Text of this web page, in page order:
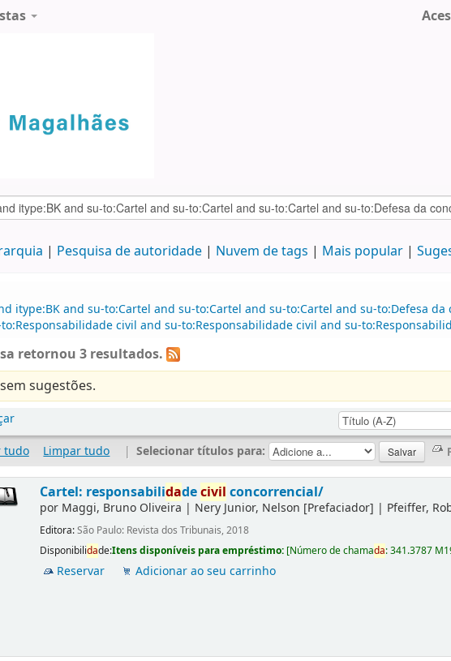
Pesquisa de autoridade Nuvem de tags Mais popular
itype:BK and su-to:Cartel and su-to:Cartel and su-to:Cartel and su-to:Defesa
civil and su-to:Responsabilidade civil and su-
retornou 3 resultados.
sugestões.
tudo
Limpar tudo | Selecionar títulos para:
Cartel: responsabilidadecivil concorrencial/
por Maggi, Bruno Oliveira | Nery Junior, Nelson [Prefaciador] | Pfeiffer,
Editora:São Paulo: Revista dos Tribunais, 2018
Disponibilidade:Itens disponíveis para empréstimo: [Número de chamada:341.3787
Reservar Adicionar ao seu carrinho